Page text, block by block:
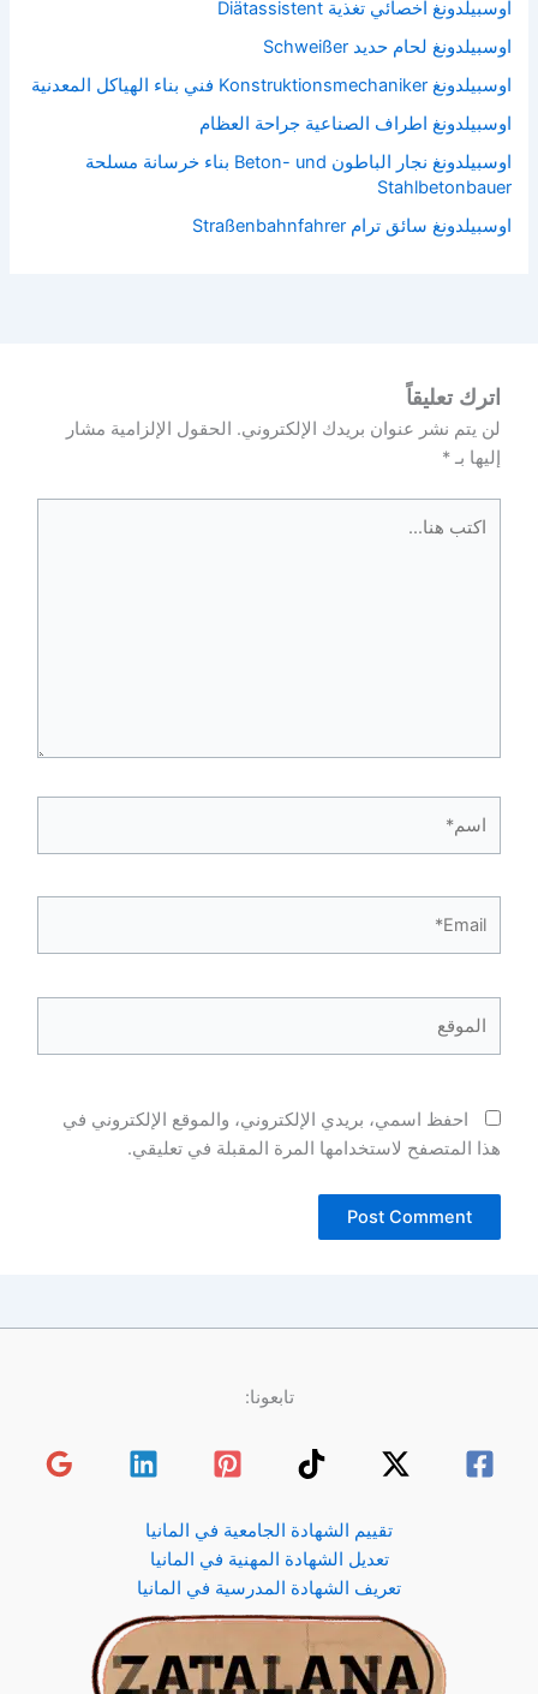
اوسبيلدونغ اخصائي تغذية Diätassistent
اوسبيلدونغ لحام حديد Schweißer
اوسبيلدونغ Konstruktionsmechaniker فني بناء الهياكل المعدنية
اوسبيلدونغ اطراف الصناعية جراحة العظام
اوسبيلدونغ نجار الباطون Beton- und بناء خرسانة مسلحة
Stahlbetonbauer
اوسبيلدونغ سائق ترام Straßenbahnfahrer
اترك تعليقاً
لن يتم نشر عنوان بريدك الإلكتروني. الحقول الإلزامية مشار
إليها بـ*
هنا...
احفظ اسمي، بريدي الإلكتروني، والموقع الإلكتروني في
هذا المتصفح لاستخدامها المرة المقبلة في تعليقي.
تابعونا:
تقييم الشهادة الجامعية في المانيا
تعديل الشهادة المهنية في المانيا
تعريف الشهادة المدرسية في المانيا